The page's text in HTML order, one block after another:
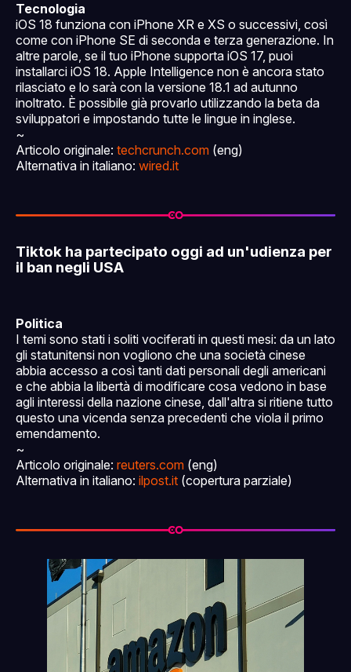
Tecnologia
iOS 18 funziona con iPhone XR e XS o successivi, così
come con iPhone SE di seconda e terza generazione. In
altre parole, se il tuo iPhone supporta iOS 17, puoi
installarci iOS 18. Apple Intelligence non è ancora stato
rilasciato e lo sarà con la versione 18.1 ad autunno
inoltrato. È possibile già provarlo utilizzando la beta da
sviluppatori e impostando tutte le lingue in inglese.
~
Articolo originale: techcrunch.com (eng)
Alternativa in italiano: wired.it
Tiktok ha partecipato oggi ad un'udienza per
il ban negli USA
Politica
I temi sono stati i soliti vociferati in questi mesi: da un lato
gli statunitensi non vogliono che una società cinese
abbia accesso a così tanti dati personali degli americani
e che abbia la libertà di modificare cosa vedono in base
agli interessi della nazione cinese, dall'altra si ritiene tutto
questo una vicenda senza precedenti che viola il primo
emendamento.
~
Articolo originale: reuters.com (eng)
Alternativa in italiano: ilpost.it (copertura parziale)